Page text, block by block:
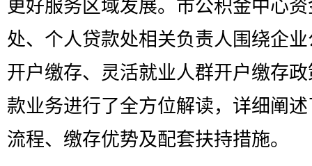
更好服务区域发展。市公积金中心
处、个人贷款处相关负责人围绕企
开户缴存、灵活就业人群开户缴存
款业务进行了全方位解读，详细阐
流程、缴存优势及配套扶持措施。